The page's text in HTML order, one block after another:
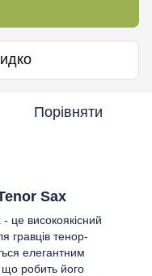
Порівняти
Sax
це високоякісний
гравців тенор-
елегантним
що робить його